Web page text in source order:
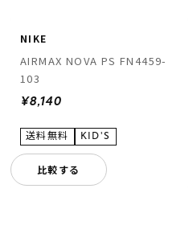
NIKE
AIRMAX NOVA PS FN4459-
103
¥8,140
比較する